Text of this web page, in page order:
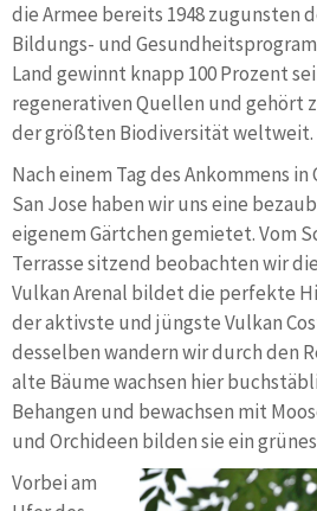
die Armee bereits 1948 zugunsten
Bildungs- und
Land gewinnt knapp 100 Prozent
regenerativen Quellen und gehört
der größten Biodiversität weltweit.
Nach einem Tag des Ankommens
San Jose haben wir uns eine
eigenem Gärtchen gemietet. Vom
Terrasse sitzend beobachten wir
Vulkan Arenal bildet die perfekte
der aktivste und jüngste Vulkan
desselben wandern wir durch den
alte Bäume wachsen hier
Behangen und bewachsen mit
und Orchideen bilden sie ein grünes
Vorbei am